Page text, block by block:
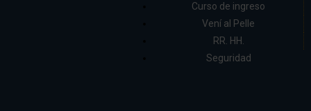
Curso de ingreso
Vení al Pelle
RR. HH.
Seguridad